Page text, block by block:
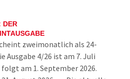
DER
zweimonatlich als 24-
Ausgabe 4/26 ist am 7. Juli
am 1. September 2026.